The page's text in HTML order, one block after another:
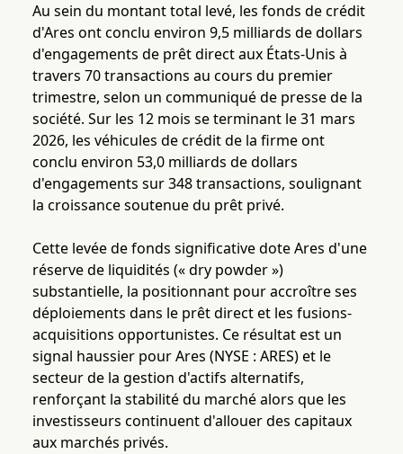
Au sein du montant total levé, les fonds de crédit
d'Ares ont conclu environ 9,5 milliards de dollars
d'engagements de prêt direct aux États-Unis à
travers 70 transactions au cours du premier
trimestre, selon un communiqué de presse de la
société. Sur les 12 mois se terminant le 31 mars
2026, les véhicules de crédit de la firme ont
conclu environ 53,0 milliards de dollars
d'engagements sur 348 transactions, soulignant
la croissance soutenue du prêt privé.
Cette levée de fonds significative dote Ares d'une
réserve de liquidités (« dry powder »)
substantielle, la positionnant pour accroître ses
déploiements dans le prêt direct et les fusions-
acquisitions opportunistes. Ce résultat est un
signal haussier pour Ares (NYSE : ARES) et le
secteur de la gestion d'actifs alternatifs,
renforçant la stabilité du marché alors que les
investisseurs continuent d'allouer des capitaux
aux marchés privés.